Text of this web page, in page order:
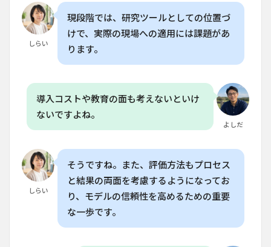
しらい
現段階では、研究ツールとしての位置づ
けで、実際の現場への適用には課題があ
ります。
よしだ
導入コストや教育の面も考えないといけ
ないですよね。
しらい
そうですね。また、評価方法もプロセス
と結果の両面を考慮するようになってお
り、モデルの信頼性を高めるための重要
な一歩です。